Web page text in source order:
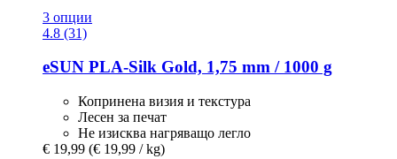
3 опции
4.8 (31)
eSUN PLA-​Silk Gold, 1,75 mm / 1000 g
Копринена визия и текстура
Лесен за печат
Не изисква нагряващо легло
€ 19,99 (€ 19,99 / kg)